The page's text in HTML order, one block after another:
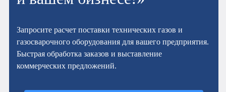
Запросите расчет поставки технических газов и
газосварочного оборудования для вашего предприятия.
Быстрая обработка заказов и выставление
коммерческих предложений.